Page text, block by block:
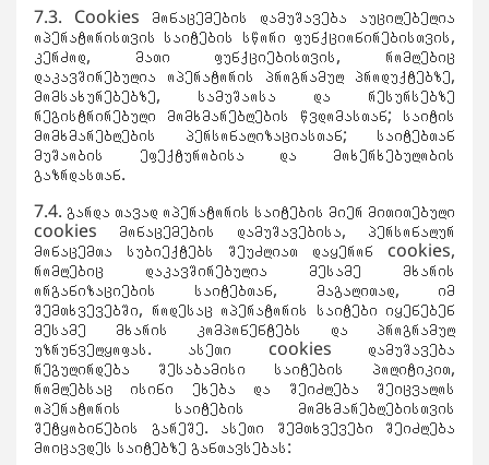
7.3. Cookies მონაცემების დამუშავება აუცილებელია
ოპერატორისთვის საიტების სწორი ფუნქციონირებისთვის,
კერძოდ, მათი ფუნქციებისთვის, რომლებიც
დაკავშირებულია ოპერატორის პროგრამულ პროდუქტებზე,
მომსახურებებზე, სამუშაოსა და რესურსებზე
რეგისტრირებული მომხმარებლების წვდომასთან; საიტის
მომხმარებლების პერსონალიზაციასთან; საიტებთან
მუშაობის ეფექტურობისა და მოხერხებულობის
გაზრდასთან.
7.4. გარდა თავად ოპერატორის საიტების მიერ მითითებული
cookies მონაცემების დამუშავებისა, პერსონალურ
მონაცემთა სუბიექტებს შეუძლიათ დაყერონ cookies,
რომლებიც დაკავშირებულია მესამე მხარის
ორგანიზაციების საიტებთან, მაგალითად, იმ
შემთხვევებში, როდესაც ოპერატორის საიტები იყენებენ
მესამე მხარის კომპონენტებს და პროგრამულ
უზრუნველყოფას. ასეთი cookies დამუშავება
რეგულირდება შესაბამისი საიტების პოლიტიკით,
რომლებსაც ისინი ეხება და შეიძლება შეიცვალოს
ოპერატორის საიტების მომხმარებლებისთვის
შეტყობინების გარეშე. ასეთი შემთხვევები შეიძლება
მოიცავდეს საიტებზე განთავსებას: